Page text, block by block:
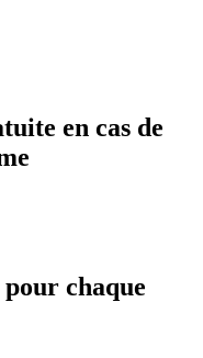
en cas de
pour chaque